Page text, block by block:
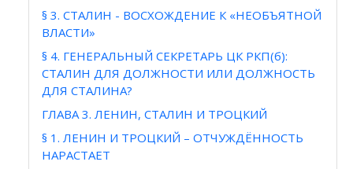
§ 3. СТАЛИН - ВОСХОЖДЕНИЕ К «НЕОБЪЯТНОЙ
ВЛАСТИ»
§ 4. ГЕНЕРАЛЬНЫЙ СЕКРЕТАРЬ ЦК РКП(б):
СТАЛИН ДЛЯ ДОЛЖНОСТИ ИЛИ ДОЛЖНОСТЬ
ДЛЯ СТАЛИНА?
ГЛАВА 3. ЛЕНИН, СТАЛИН И ТРОЦКИЙ
§ 1. ЛЕНИН И ТРОЦКИЙ – ОТЧУЖДЁННОСТЬ
НАРАСТАЕТ